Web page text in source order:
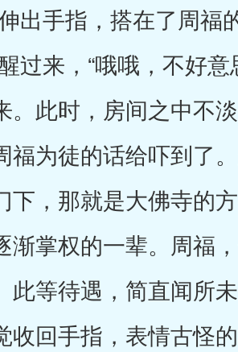
出手指，搭在了周福
过来，“哦哦，不好意
此时，房间之中不
为徒的话给吓到了
，那就是大佛寺的
掌权的一辈。周福
等待遇，简直闻所
回手指，表情古怪